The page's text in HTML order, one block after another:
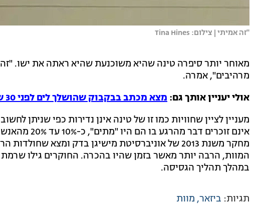
"זה אמיתי | צילום: Tina Hines
מאוחר יותר סיפרה טינה שהיא משוכנעת שהיא ראתה את ישו.
מרהיבים", אמרה.
אולי יעניין אותך גם: מצא מכתב בבקבוק שהושלך לים לפני 30 שנה, אבל זה היה מאוחר מדי
מעניין לציין שחוויות כמו זו של טינה אינן נדירות כפי שניתן
אינם זוכרים
מחקר משנת 2013 של אוניברסיטת מישיגן בדק ומצא
המוות, הרבה יותר מאשר בזמן שהיו בהכרה. החוקרים גילו
במהלך תהליך הגסיסה.
תגיות: ביזאר מוות